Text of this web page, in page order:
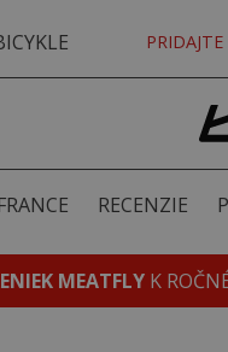
RECENZIE
MEATFLY K